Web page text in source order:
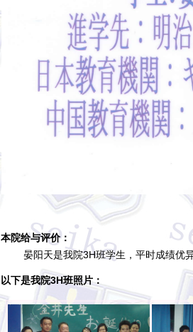
本院给与评价：
晏阳天是我院3H班学生，平时成绩优异
以下是我院3H班照片：